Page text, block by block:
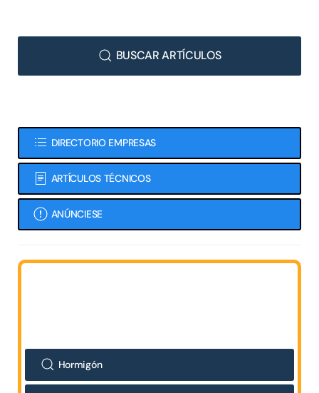
BUSCAR ARTÍCULOS
DIRECTORIO EMPRESAS
ARTÍCULOS TÉCNICOS
ANÚNCIESE
Hormigón